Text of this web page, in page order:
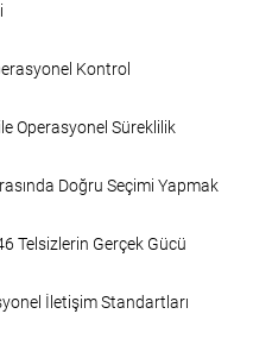
Kontrol
Operasyonel Süreklilik
Doğru Seçimi Yapmak
Telsizlerin Gerçek Gücü
İletişim Standartları